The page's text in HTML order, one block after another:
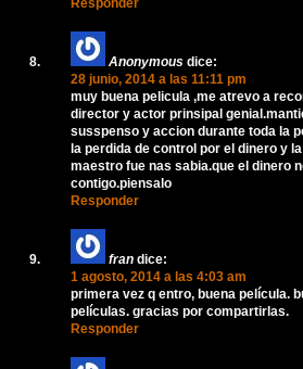
Responder
Anonymous dice:
28 junio, 2014 a las 11:11 pm
muy buena pelicula ,me atrevo a
director y actor prinsipal
susspenso y accion durante toda la
la perdida de control por el dinero y
maestro fue nas sabia.que el dinero
contigo.piensalo
Responder
fran dice:
1 agosto, 2014 a las 4:03 am
primera vez q entro, buena película.
películas. gracias por compartirlas.
Responder